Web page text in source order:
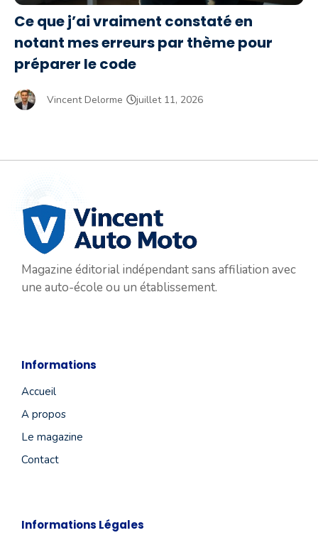
Ce que j’ai vraiment constaté en
notant mes erreurs par thème pour
préparer le code
Vincent Delorme juillet 11, 2026
Magazine éditorial indépendant sans affiliation avec
une auto-école ou un établissement.
Informations
Accueil
A propos
Le magazine
Contact
Informations Légales